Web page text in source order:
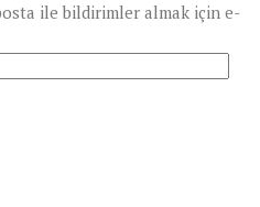
ile bildirimler almak için e-